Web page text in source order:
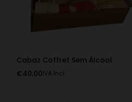
Cabaz Coffret Sem Álcool
€40.00IVA Incl.